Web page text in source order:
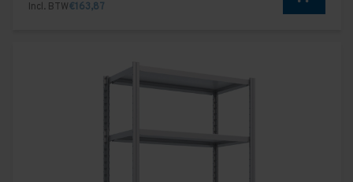
Incl. BTW€163,87